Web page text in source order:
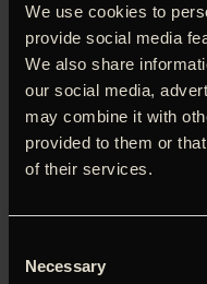
We use cookies to
provide social media
We also share
our social media,
may combine it with
provided to them or
of their services.
Selection
Necessary
‘En rejse, hvor man
bedste dokumentarer
nogensinde har set.’
Den musikalske
i ‘Hugland’, der
dansksprogede album i